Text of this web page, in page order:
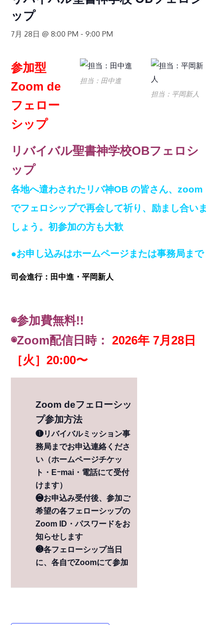
ップ
7月 28日 @ 8:00 PM -9:00 PM
担当：平岡新人
担当：田中進
参加型
Zoom de
フェロー
シップ
リバイバル聖書神学校OBフェロシ
ップ
各地へ遣わされたリバ神OB の皆さん、zoom
でフェロシップで再会して祈り、励まし合いま
しょう。初参加の方も大歓
●お申し込みはホームページまたは事務局まで
司会進行：田中進・平岡新人
◉参加費無料!!
◉Zoom配信日時：2026年 7月28日
［火］20:00〜
Zoom deフェローシッ
プ参加方法
❶リバイバルミッション事
務局までお申込連絡くださ
い（ホームページチケッ
ト・Eｰmai・電話にて受付
けます）
❷お申込み受付後、参加ご
希望の各フェローシップの
Zoom ID・パスワードをお
知らせします
❸各フェローシップ当日
に、各自でZoomにて参加